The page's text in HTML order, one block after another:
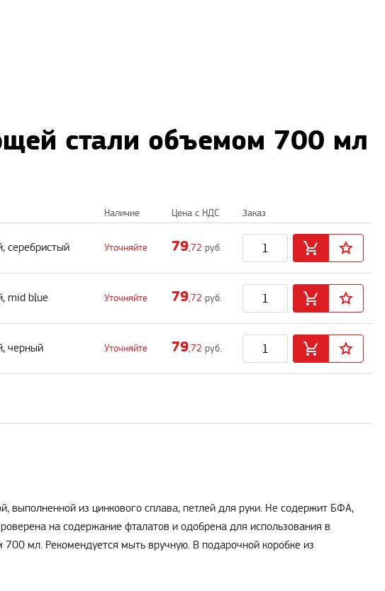
стали объемом 700 мл
Наличие Цена с НДС Заказ
серебристый Уточняйте 79,72 руб.
mid blue Уточняйте 79,72 руб.
черный Уточняйте 79,72 руб.
выполненной из цинкового сплава, петлей для руки. Не содержит БФА,
на содержание фталатов и одобрена для использования в
мл. Рекомендуется мыть вручную. В подарочной коробке из